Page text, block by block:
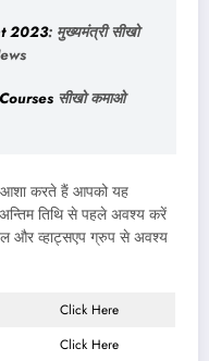
2023: मुख्यमंत्री सीखो
सीखो कमाओ
आशा करते हैं आपको यह
तिथि से पहले अवश्य करें
और व्हाट्सएप ग्रुप से अवश्य
Click Here
Click Here